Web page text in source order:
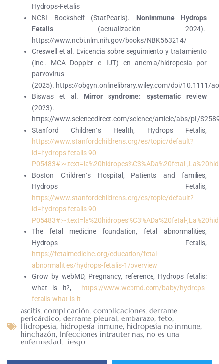
Hydrops-Fetalis
NCBI Bookshelf (StatPearls). Nonimmune Hydrops
Fetalis (actualización 2024).
https://www.ncbi.nlm.nih.gov/books/NBK563214/
Creswell et al. Evidencia sobre seguimiento y tratamiento
(incl. MCA Doppler e IUT) en anemia/hidropesía por
parvovirus
(2025). https://obgyn.onlinelibrary.wiley.com/doi/10.1111/
Biswas et al. Mirror syndrome: systematic review
(2023).
https://www.sciencedirect.com/science/article/abs/pii/
Stanford Children´s Health, Hydrops Fetalis,
https://www.stanfordchildrens.org/es/topic/default?
id=hydrops-fetalis-90-
P05483#:~:text=la%20hidropes%C3%ADa%20fetal-
Boston Children´s Hospital, Patients and families,
Hydrops Fetalis,
https://www.stanfordchildrens.org/es/topic/default?
id=hydrops-fetalis-90-
P05483#:~:text=la%20hidropes%C3%ADa%20fetal-
The fetal medicine foundation, fetal abnormalities,
Hydrops Fetalis,
https://fetalmedicine.org/education/fetal-
abnormalities/hydrops-fetalis-1/overview
Grow by webMD, Pregnancy, reference, Hydrops fetalis:
what is it?,
https://www.webmd.com/baby/hydrops-
fetalis-what-is-it
ascitis, complicación, complicaciones, derrame
pericárdico, derrame pleural, embarazo, feto,
Hidropesia, hidropesía inmune, hidropesía no inmune,
hinchazón, Infecciones intrauterinas, no es una
enfermedad, riesgo